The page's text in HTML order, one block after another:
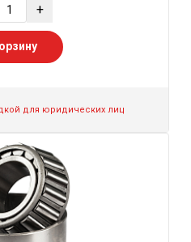
+
для юридических лиц